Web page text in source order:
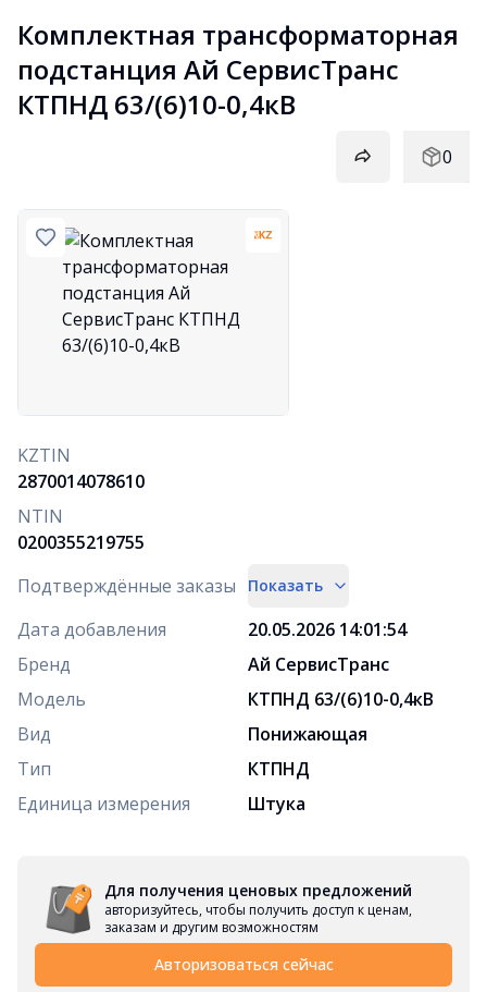
Комплектная трансформаторная
подстанция Ай СервисТранс
КТПНД 63/(6)10-0,4кВ
0
KZTIN
2870014078610
NTIN
0200355219755
Подтверждённые заказы
Показать
Дата добавления
20.05.2026 14:01:54
Бренд
Ай СервисТранс
Модель
КТПНД 63/(6)10-0,4кВ
Вид
Понижающая
Тип
КТПНД
Единица измерения
Штука
Для получения ценовых предложений
авторизуйтесь, чтобы получить доступ к ценам,
заказам и другим возможностям
Авторизоваться сейчас